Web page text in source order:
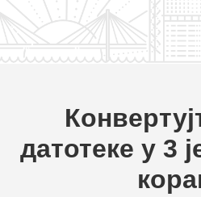
датотеке у 3